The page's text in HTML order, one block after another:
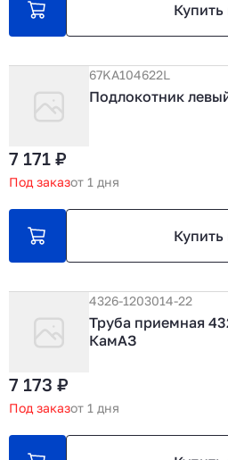
Купить
67KA104622L
Подлокотник
7 171 ₽
Под заказот 1 дня
Купить
4326-1203014-22
Труба приемная
КамАЗ
7 173 ₽
Под заказот 1 дня